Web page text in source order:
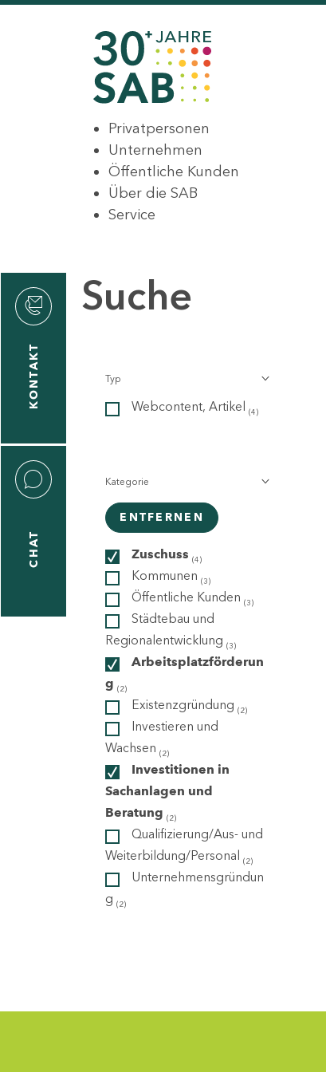
Privatpersonen
Unternehmen
Öffentliche Kunden
Über die SAB
Service
KONTAKT
CHAT
Suche
Typ
Webcontent, Artikel (4)
Kategorie
ENTFERNEN
Zuschuss (4)
Kommunen (3)
Öffentliche Kunden (3)
Städtebau und
Regionalentwicklung (3)
Arbeitsplatzförderun
g (2)
Existenzgründung (2)
Investieren und
Wachsen (2)
Investitionen in
Sachanlagen und
Beratung (2)
Qualifizierung/Aus- und
Weiterbildung/Personal (2)
Unternehmensgründun
g (2)